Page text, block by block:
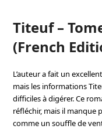
Titeuf –
(French
L’auteur a fait un
mais les informations
difficiles à digérer. Ce
réfléchir, mais il manque
comme un souffle de